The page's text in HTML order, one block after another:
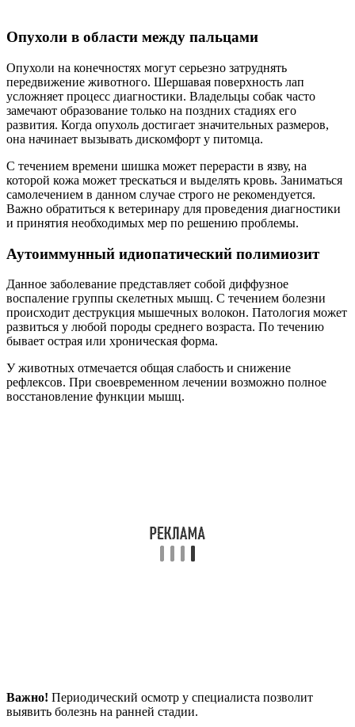
Опухоли в области между пальцами
Опухоли на конечностях могут серьезно затруднять
передвижение животного. Шершавая поверхность лап
усложняет процесс диагностики. Владельцы собак часто
замечают образование только на поздних стадиях его
развития. Когда опухоль достигает значительных размеров,
она начинает вызывать дискомфорт у питомца.
С течением времени шишка может перерасти в язву, на
которой кожа может трескаться и выделять кровь. Заниматься
самолечением в данном случае строго не рекомендуется.
Важно обратиться к ветеринару для проведения диагностики
и принятия необходимых мер по решению проблемы.
Аутоиммунный идиопатический полимиозит
Данное заболевание представляет собой диффузное
воспаление группы скелетных мышц. С течением болезни
происходит деструкция мышечных волокон. Патология может
развиться у любой породы среднего возраста. По течению
бывает острая или хроническая форма.
У животных отмечается общая слабость и снижение
рефлексов. При своевременном лечении возможно полное
восстановление функции мышц.
Важно! Периодический осмотр у специалиста позволит
выявить болезнь на ранней стадии.